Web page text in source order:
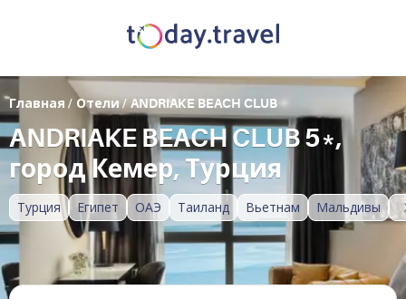
Турция Египет ОАЭ Таиланд Вьетнам Мальдивы
Главная / Отели/ ANDRIAKE BEACH CLUB
ANDRIAKE BEACH CLUB 5*,
город Кемер, Турция